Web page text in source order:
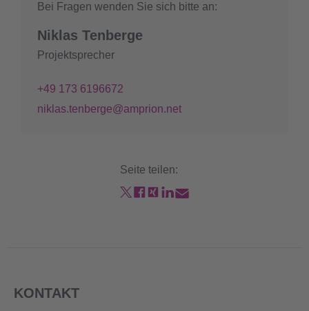
Bei Fragen wenden Sie sich bitte an:
Niklas Tenberge
Projektsprecher
+49 173 6196672
niklas.tenberge@amprion.net
Seite teilen:
KONTAKT